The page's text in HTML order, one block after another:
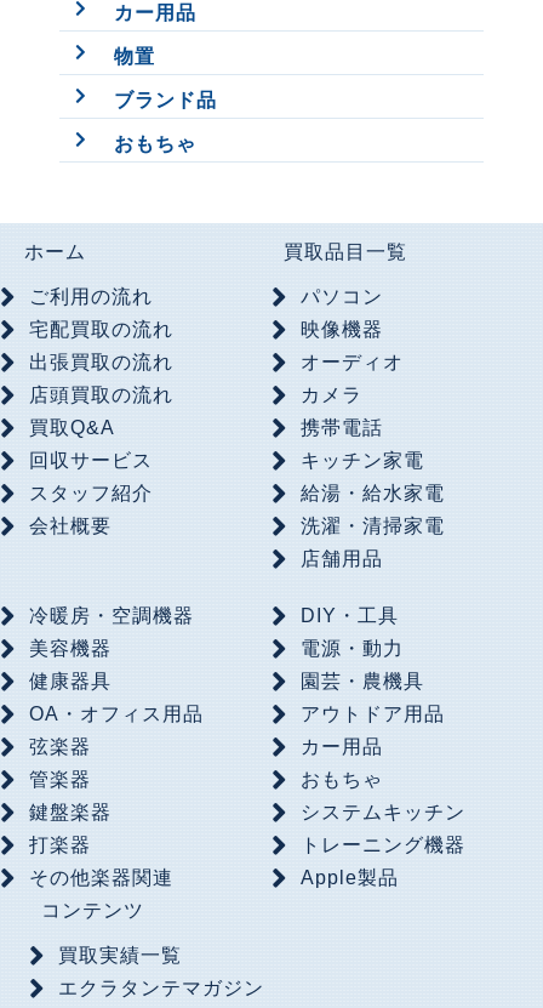
カー用品
物置
ブランド品
おもちゃ
ホーム
ご利用の流れ
宅配買取の流れ
出張買取の流れ
店頭買取の流れ
買取Q&A
回収サービス
スタッフ紹介
会社概要
買取品目一覧
パソコン
映像機器
オーディオ
カメラ
携帯電話
キッチン家電
給湯・給水家電
洗濯・清掃家電
店舗用品
冷暖房・空調機器
美容機器
健康器具
OA・オフィス用品
弦楽器
管楽器
鍵盤楽器
打楽器
その他楽器関連
DIY・工具
電源・動力
園芸・農機具
アウトドア用品
カー用品
おもちゃ
システムキッチン
トレーニング機器
Apple製品
コンテンツ
買取実績一覧
エクラタンテマガジン